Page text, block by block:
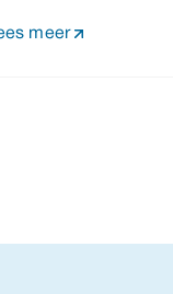
meer